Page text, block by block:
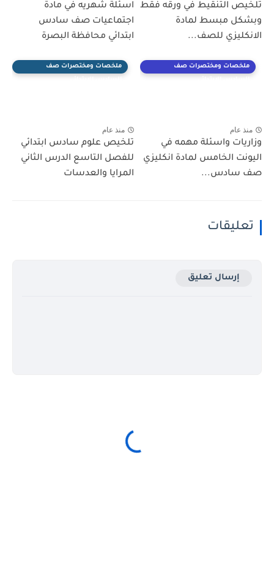
تلخيص التنقيط في ورقه فقط
وبشكل مبسط لمادة
الانكليزي للصف...
اسئلة شهريه في مادة
اجتماعيات صف سادس
ابتدائي محافظة البصرة
ملخصات ومختصرات صف
منذ عام
وزاريات واسئلة مهمه في
اليونت الخامس لمادة انكليزي
صف سادس...
ملخصات ومختصرات صف
منذ عام
تلخيص علوم سادس ابتدائي
للفصل التاسع الدرس الثاني
المرايا والعدسات
تعليقات
إرسال تعليق